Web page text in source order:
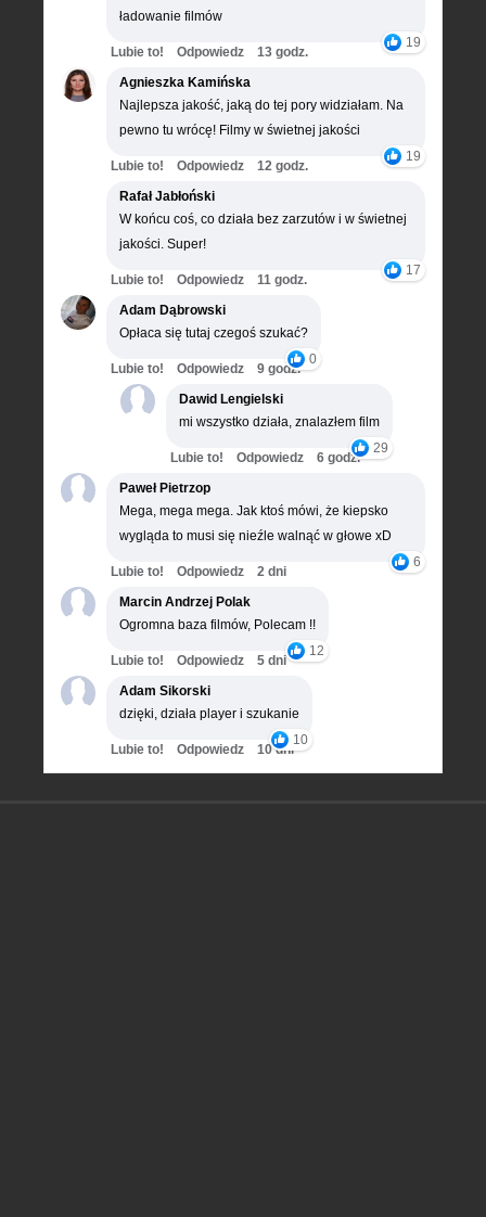
ładowanie filmów
19
Lubie to! Odpowiedz
13 godz.
Agnieszka Kamińska
Najlepsza jakość, jaką do tej pory widziałam. Na
pewno tu wrócę! Filmy w świetnej jakości
19
Lubie to! Odpowiedz
12 godz.
Rafał Jabłoński
W końcu coś, co działa bez zarzutów i w świetnej
jakości. Super!
17
Lubie to! Odpowiedz
11 godz.
Adam Dąbrowski
Opłaca się tutaj czegoś szukać?
0
Lubie to! Odpowiedz
9 godz.
Dawid Lengielski
mi wszystko działa, znalazłem film
29
Lubie to! Odpowiedz
6 godz.
Paweł Pietrzop
Mega, mega mega. Jak ktoś mówi, że kiepsko
wygląda to musi się nieźle walnąć w głowe xD
6
Lubie to! Odpowiedz
2 dni
Marcin Andrzej Polak
Ogromna baza filmów, Polecam !!
12
Lubie to! Odpowiedz
5 dni
Adam Sikorski
dzięki, działa player i szukanie
10
Lubie to! Odpowiedz 10 dni